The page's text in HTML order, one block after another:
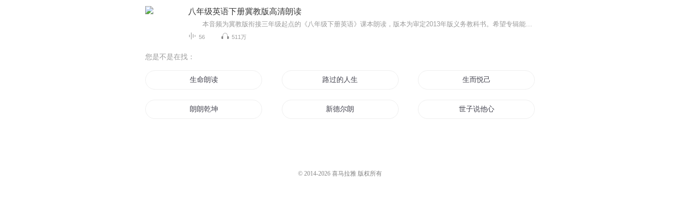
八年级英语下册冀教版高清朗读
本音频为冀教版衔接三年级起点的《八年级下册英语》课本朗读，版本为审定2013年版义务教科书。希望专辑能够帮助孩子们把基础的英语学好，做到多听多背多说多写，把最基础的知识掌握扎实，祝孩子们在英语学习的路上一帆风顺！加油！加油！
56 511万
您是不是在找：
生命朗读 路过的人生元朗 生而悦己
朗朗乾坤 新德尔朗 世子说他心悦我
© 2014-2026 喜马拉雅 版权所有